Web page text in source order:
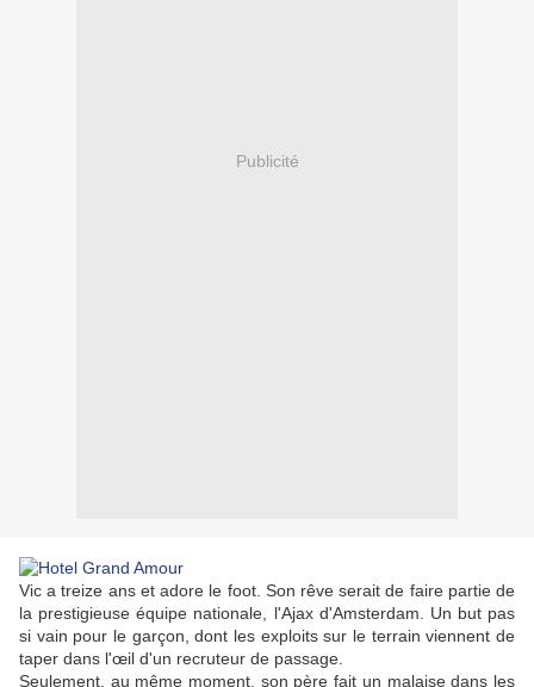
Publicité
Vic a treize ans et adore le foot. Son rêve serait de faire partie de
la prestigieuse équipe nationale, l'Ajax d'Amsterdam. Un but pas
si vain pour le garçon, dont les exploits sur le terrain viennent de
taper dans l'œil d'un recruteur de passage.
Seulement, au même moment, son père fait un malaise dans les